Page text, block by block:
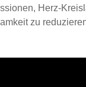
Herz-
zu